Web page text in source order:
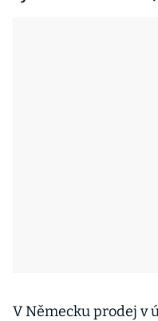
V Německu prodej v